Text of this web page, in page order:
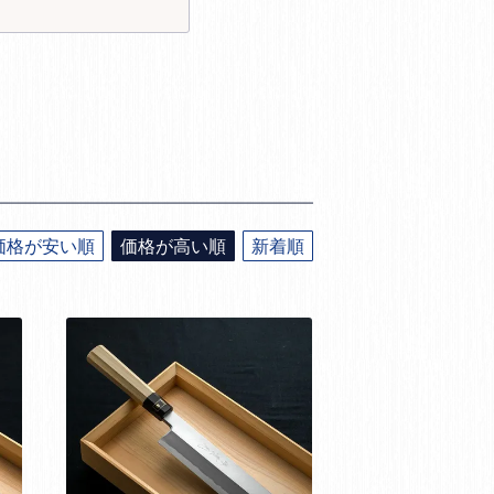
格が安い順 価格が高い順 新着順